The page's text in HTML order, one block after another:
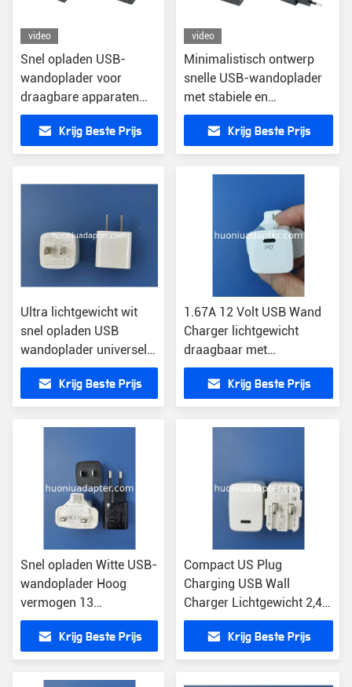
video
Snel opladen USB-
wandoplader voor
draagbare apparaten
met een elegant en
minimalistisch ontwerp
Krijg Beste Prijs
video
Minimalistisch ontwerp
snelle USB-wandoplader
met stabiele en
stroomuitgang
Krijg Beste Prijs
Ultra lichtgewicht wit
snel opladen USB
wandoplader universele
stekker
Krijg Beste Prijs
1.67A 12 Volt USB Wand
Charger lichtgewicht
draagbaar met
drievoudige bescherming
Krijg Beste Prijs
Snel opladen Witte USB-
wandoplader Hoog
vermogen 13
Uitgangsstroom 2.22A
Krijg Beste Prijs
Compact US Plug
Charging USB Wall
Charger Lichtgewicht 2,4
oz 100-240V
InlaatspanningKrijg Beste Prijs